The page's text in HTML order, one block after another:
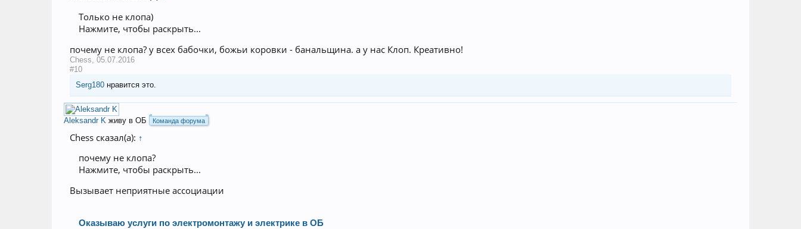
Только не клопа)
Нажмите, чтобы раскрыть...
почему не клопа? у всех бабочки, божьи коровки - банальщина. а у нас Клоп. Креативно!
Chess 05.07.2016
#10
Serg180 нравится это.
Aleksandr K живу в ОБ Команда форума
Chess сказал(а): ↑
почему не клопа?
Нажмите, чтобы раскрыть...
Вызывает неприятные ассоциации
Оказываю услуги по электромонтажу и электрике в ОБ